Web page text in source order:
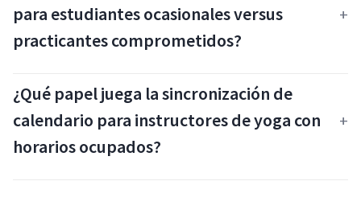
para estudiantes ocasionales versus
practicantes comprometidos?
¿Qué papel juega la sincronización de
calendario para instructores de yoga con
horarios ocupados?